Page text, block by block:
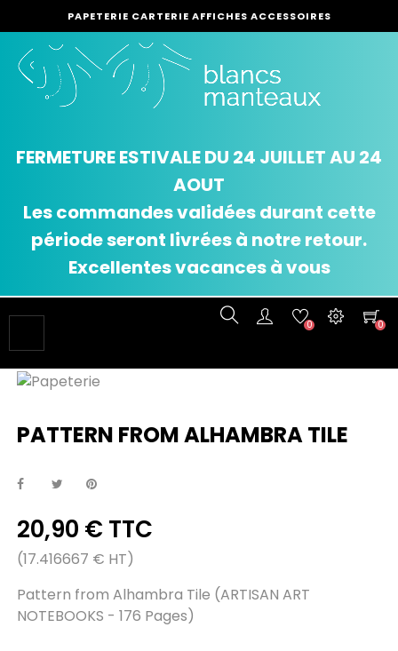
PAPETERIE CARTERIE AFFICHES ACCESSOIRES
FERMETURE ESTIVALE DU 24 JUILLET AU 24
AOUT
Les commandes validées durant cette
période seront livrées à notre retour.
Excellentes vacances à vous
la
navigation
0 0
PATTERN FROM ALHAMBRA TILE
20,90 € TTC
(17.416667 € HT)
Pattern from Alhambra Tile (ARTISAN ART
NOTEBOOKS - 176 Pages)